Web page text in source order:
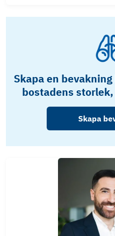
Skapa en
bostadens
Skapa